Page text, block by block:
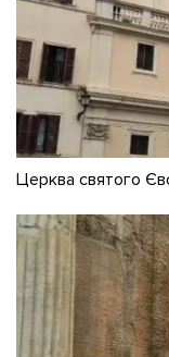
Церква святого